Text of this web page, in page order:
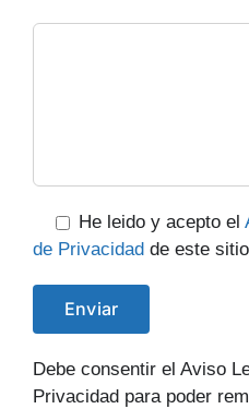
He leido y acepto el
de Privacidad de este
Debe consentir el Aviso
Privacidad para poder